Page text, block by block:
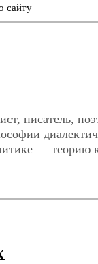
писатель,
— теорию